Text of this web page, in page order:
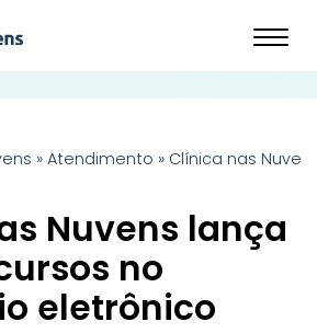
»Atendimento » Clínica nas
Nuvens lança
no
eletrônico